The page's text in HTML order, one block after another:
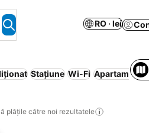
RO · lei
Stațiune Wi-Fi Apartament
plățile către noi rezultatele